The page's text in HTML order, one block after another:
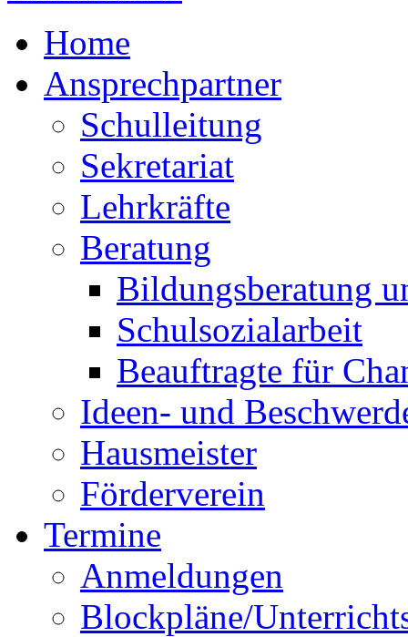
Home
Ansprechpartner
Schulleitung
Sekretariat
Lehrkräfte
Beratung
Bildungsberatung
Schulsozialarbeit
Beauftragte für
Ideen- und
Hausmeister
Förderverein
Termine
Anmeldungen
Blockpläne/